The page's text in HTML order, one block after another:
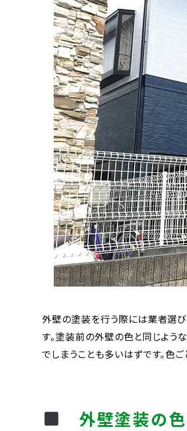
外壁の塗装を行う際には業者選び
す。塗装前の外壁の色と同じよう
でしまうことも多いはずです。色
外壁塗装の色